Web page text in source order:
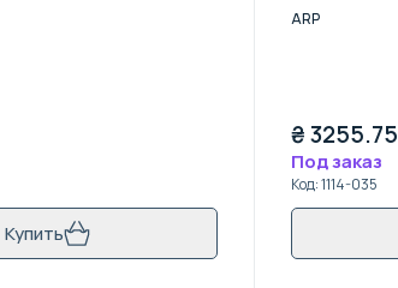
Купить
ARP
₴3255.75
Под заказ
Код:1114-035